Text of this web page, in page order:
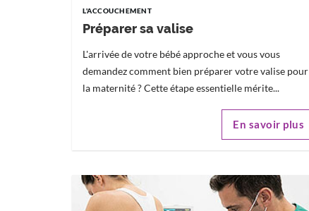
L'ACCOUCHEMENT
Préparer sa valise
L'arrivée de votre bébé approche et vous vous
demandez comment bien préparer votre valise pour
la maternité ? Cette étape essentielle mérite...
En savoir plus